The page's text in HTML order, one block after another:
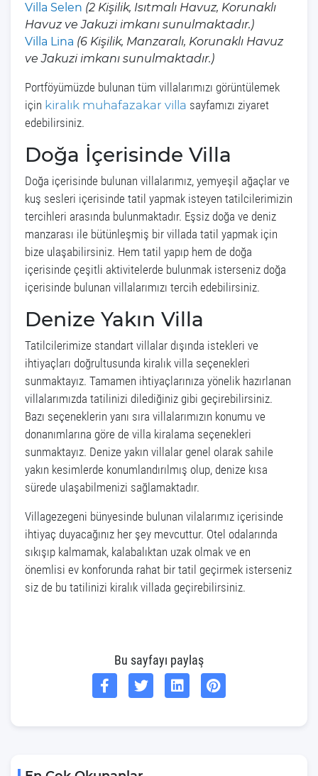
Villa Selen (2 Kişilik, Isıtmalı Havuz, Korunaklı
Havuz ve Jakuzi imkanı sunulmaktadır.)
Villa Lina (6 Kişilik, Manzaralı, Korunaklı Havuz
ve Jakuzi imkanı sunulmaktadır.)
Portföyümüzde bulunan tüm villalarımızı görüntülemek
için kiralık muhafazakar villa sayfamızı ziyaret
edebilirsiniz.
Doğa İçerisinde Villa
Doğa içerisinde bulunan villalarımız, yemyeşil ağaçlar ve
kuş sesleri içerisinde tatil yapmak isteyen tatilcilerimizin
tercihleri arasında bulunmaktadır. Eşsiz doğa ve deniz
manzarası ile bütünleşmiş bir villada tatil yapmak için
bize ulaşabilirsiniz. Hem tatil yapıp hem de doğa
içerisinde çeşitli aktivitelerde bulunmak isterseniz doğa
içerisinde bulunan villalarımızı tercih edebilirsiniz.
Denize Yakın Villa
Tatilcilerimize standart villalar dışında istekleri ve
ihtiyaçları doğrultusunda kiralık villa seçenekleri
sunmaktayız. Tamamen ihtiyaçlarınıza yönelik hazırlanan
villalarımızda tatilinizi dilediğiniz gibi geçirebilirsiniz.
Bazı seçeneklerin yanı sıra villalarımızın konumu ve
donanımlarına göre de villa kiralama seçenekleri
sunmaktayız. Denize yakın villalar genel olarak sahile
yakın kesimlerde konumlandırılmış olup, denize kısa
sürede ulaşabilmenizi sağlamaktadır.
Villagezegeni bünyesinde bulunan vilalarımız içerisinde
ihtiyaç duyacağınız her şey mevcuttur. Otel odalarında
sıkışıp kalmamak, kalabalıktan uzak olmak ve en
önemlisi ev konforunda rahat bir tatil geçirmek isterseniz
siz de bu tatilinizi kiralık villada geçirebilirsiniz.
Bu sayfayı paylaş